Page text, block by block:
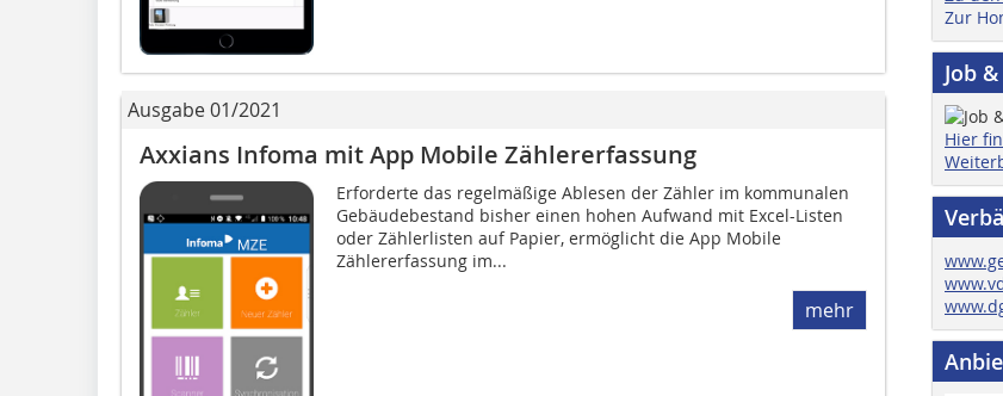
Ausgabe 01/2021
Axxians Infoma mit App Mobile Zählererfassung
Erforderte das regelmäßige Ablesen der Zähler im kommunalen
Gebäudebestand bisher einen hohen Aufwand mit Excel-Listen
oder Zählerlisten auf Papier, ermöglicht die App Mobile
Zählererfassung im...
mehr
Zur
Job
Hier